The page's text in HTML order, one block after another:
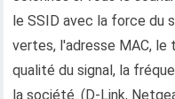
le SSID avec la force du
vertes, l'adresse MAC,
qualité du signal, la
la société. (D-Link,